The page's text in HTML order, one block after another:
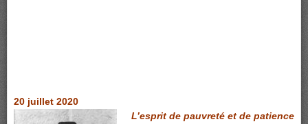
20 juillet 2020
L’esprit de pauvreté et de patience